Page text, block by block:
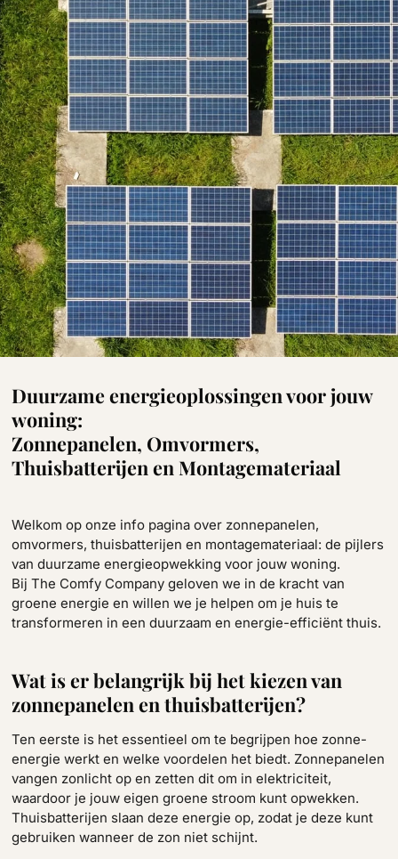
Duurzame energieoplossingen voor jouw
woning:
Zonnepanelen, Omvormers,
Thuisbatterijen en Montagemateriaal
Welkom op onze info pagina over zonnepanelen,
omvormers, thuisbatterijen en montagemateriaal: de pijlers
van duurzame energieopwekking voor jouw woning.
Bij The Comfy Company geloven we in de kracht van
groene energie en willen we je helpen om je huis te
transformeren in een duurzaam en energie-efficiënt thuis.
Wat is er belangrijk bij het kiezen van
zonnepanelen en thuisbatterijen?
Ten eerste is het essentieel om te begrijpen hoe zonne-
energie werkt en welke voordelen het biedt. Zonnepanelen
vangen zonlicht op en zetten dit om in elektriciteit,
waardoor je jouw eigen groene stroom kunt opwekken.
Thuisbatterijen slaan deze energie op, zodat je deze kunt
gebruiken wanneer de zon niet schijnt.